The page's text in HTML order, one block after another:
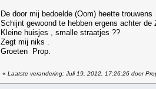
De door mij bedoelde (Oom) heette
Schijnt gewoond te hebben ergens achter
Kleine huisjes , smalle straatjes ??
Zegt mij niks .
Groeten Prop.
« Laatste verandering: Juli 19, 2012, 17:26:26 door